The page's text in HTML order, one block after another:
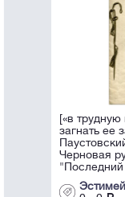
минуту сможете
ее за десятку…»]
К.Г.
рукопись
черт" с ...